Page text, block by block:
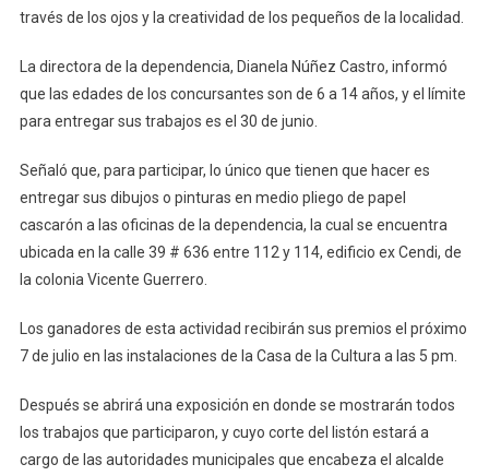
14
A
Participar
En
Concurso
De
Progreso»
través de los ojos y la creatividad de los pequeños de la localidad.
La directora de la dependencia, Dianela Núñez Castro, informó
que las edades de los concursantes son de 6 a 14 años, y el límite
para entregar sus trabajos es el 30 de junio.
Señaló que, para participar, lo único que tienen que hacer es
entregar sus dibujos o pinturas en medio pliego de papel
cascarón a las oficinas de la dependencia, la cual se encuentra
ubicada en la calle 39 # 636 entre 112 y 114, edificio ex Cendi, de
la colonia Vicente Guerrero.
Los ganadores de esta actividad recibirán sus premios el próximo
7 de julio en las instalaciones de la Casa de la Cultura a las 5 pm.
Después se abrirá una exposición en donde se mostrarán todos
los trabajos que participaron, y cuyo corte del listón estará a
cargo de las autoridades municipales que encabeza el alcalde